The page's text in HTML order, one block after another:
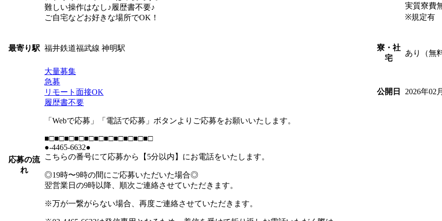
難しい操作はなし♪履歴書不要♪
ご自宅などお好きな場所でOK！
最寄り駅 福井鉄道福武線 神明駅
応募の流
れ
大量募集
急募
リモート面接OK
履歴書不要
「Webで応募」「電話で応募」ボタンよりご応募をお願いいたします。
■□■□■□■□■□■□■□■□■□■□■□
●-4465-6632●
こちらの番号にて応募から【5分以内】にお電話をいたします。
◎19時〜9時の間にご応募いただいた場合◎
翌営業日の9時以降、順次ご連絡させていただきます。
※万が一繋がらない場合、再度ご連絡させていただきます。
実質寮費
※規定有
寮・社
宅
あり（無
公開日 2026年02